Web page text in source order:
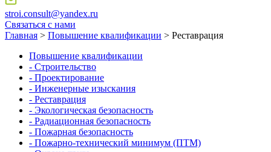
stroi.consult@yandex.ru
Связаться с нами
Главная > Повышение квалификации > Реставрация
Повышение квалификации
- Строительство
- Проектирование
- Инженерные изыскания
- Реставрация
- Экологическая безопасность
- Радиационная безопасность
- Пожарная безопасность
- Пожарно-технический минимум (ПТМ)